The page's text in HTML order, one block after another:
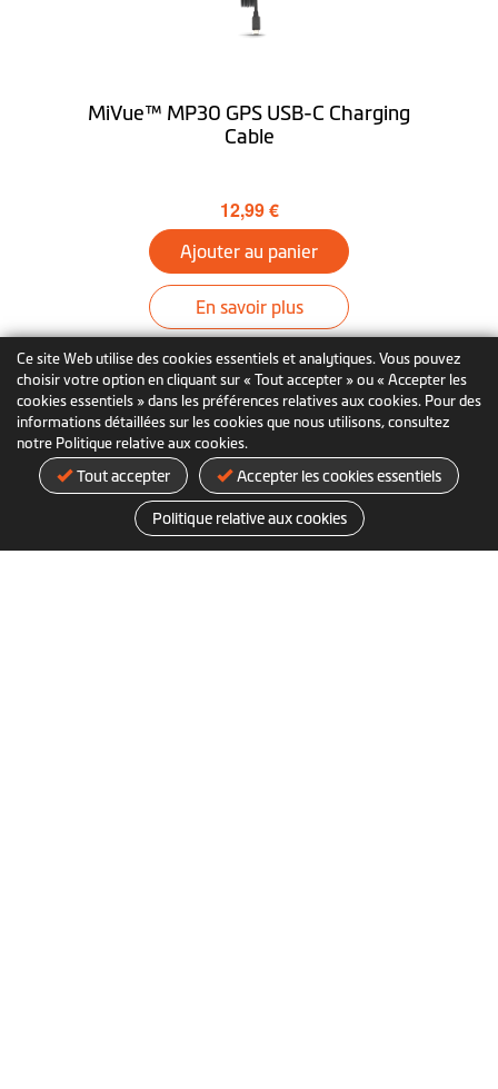
Ce site Web utilise des cookies essentiels et analytiques. Vous pouvez
choisir votre option en cliquant sur « Tout accepter » ou « Accepter les
cookies essentiels » dans les préférences relatives aux cookies. Pour des
informations détaillées sur les cookies que nous utilisons, consultez
notre Politique relative aux cookies.
Tout accepter Accepter les cookies essentiels
Politique relative aux cookies
MiVue™ MP30 GPS USB-C Charging
Cable
12,99 €
Ajouter au panier
En savoir plus